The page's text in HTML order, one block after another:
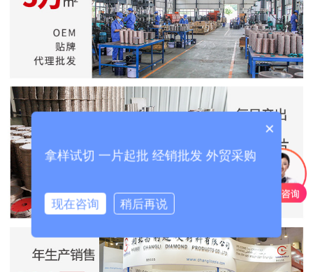
×
拿样试切 一片起批 经销批发 外贸采购
现在咨询 稍后再说